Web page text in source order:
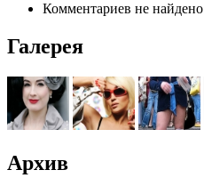
Комментариев не найдено
Галерея
Архив